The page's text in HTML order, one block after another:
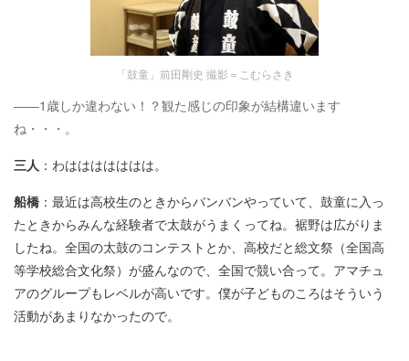
「鼓童」前田剛史 撮影＝こむらさき
――1歳しか違わない！？観た感じの印象が結構違います
ね・・・。
三人 ：わははははははは。
船橋 ：最近は高校生のときからバンバンやっていて、鼓童に入っ
たときからみんな経験者で太鼓がうまくってね。裾野は広がりま
したね。全国の太鼓のコンテストとか、高校だと総文祭（全国高
等学校総合文化祭）が盛んなので、全国で競い合って。アマチュ
アのグループもレベルが高いです。僕が子どものころはそういう
活動があまりなかったので。